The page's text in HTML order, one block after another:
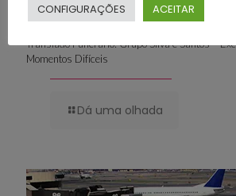
Translado Funerário: Grupo Silva e Santos –
Momentos Difíceis
Dá uma olhada
CONFIGURAÇÕES ACEITAR